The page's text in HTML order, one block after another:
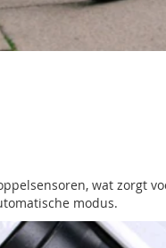
wat zorgt
modus.